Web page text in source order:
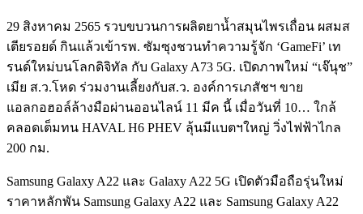
29 สิงหาคม 2565 รวบขบวนการผลิตยาน้ำสมุนไพรเถื่อน ผสมส
เตียรอยด์ กินแล้วเข้ารพ. ซัมซุงชวนทำความรู้จัก ‘GameFi’ เท
รนด์ใหม่บนโลกดิจิทัล กับ Galaxy A73 5G. เปิดภาพใหม่ “เจ๊นุช”
เมีย ส.ว.โหด ร่วมงานเลี้ยงกับส.ว. องค์การเภสัชฯ ขาย
แอลกอฮอล์ล้างมือผ่านออนไลน์ 11 มีค นี้ เมื่อวันที่ 10… ใกล้
คลอดเต็มทน HAVAL H6 PHEV ลุ้นมีแบตฯใหญ่ วิ่งไฟฟ้าไกล
200 กม.
Samsung Galaxy A22 และ Galaxy A22 5G เปิดตัวมือถือรุ่นใหม่
ราคาหลักพัน Samsung Galaxy A22 และ Samsung Galaxy A22